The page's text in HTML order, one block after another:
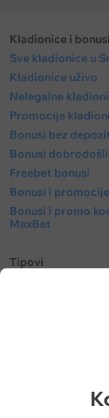
Kladionice i bonusi
Sve kladionice u
Kladionice uživo
Nelegalne
Promocije
Bonusi bez
Bonusi
Freebet bonusi
Bonusi i
Bonusi i promo
MaxBet
Tipovi
Liga Šampiona